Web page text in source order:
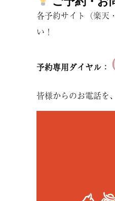
各予約サイト（楽天
い！
予約専用ダイヤル：
皆様からのお電話を